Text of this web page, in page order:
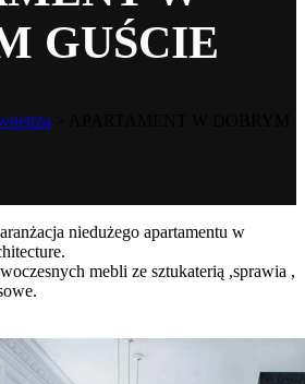
GUŚCIE
niedużego apartamentu w
mebli ze sztukaterią ,sprawia ,